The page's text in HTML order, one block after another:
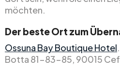
möchten.
Der beste Ort zum
Ossuna Bay Boutique Hotel
Botta 81-83-85, 90015